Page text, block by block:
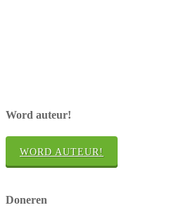
Word auteur!
WORD AUTEUR!
Doneren